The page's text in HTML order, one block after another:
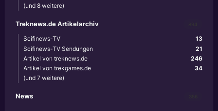
(und 8 weitere)
Treknews.de Artikelarchiv
13
Scifinews-TV
21
Scifinews-TV Sendungen
246
Artikel von treknews.de
34
Artikel von trekgames.de
(und 7 weitere)
News